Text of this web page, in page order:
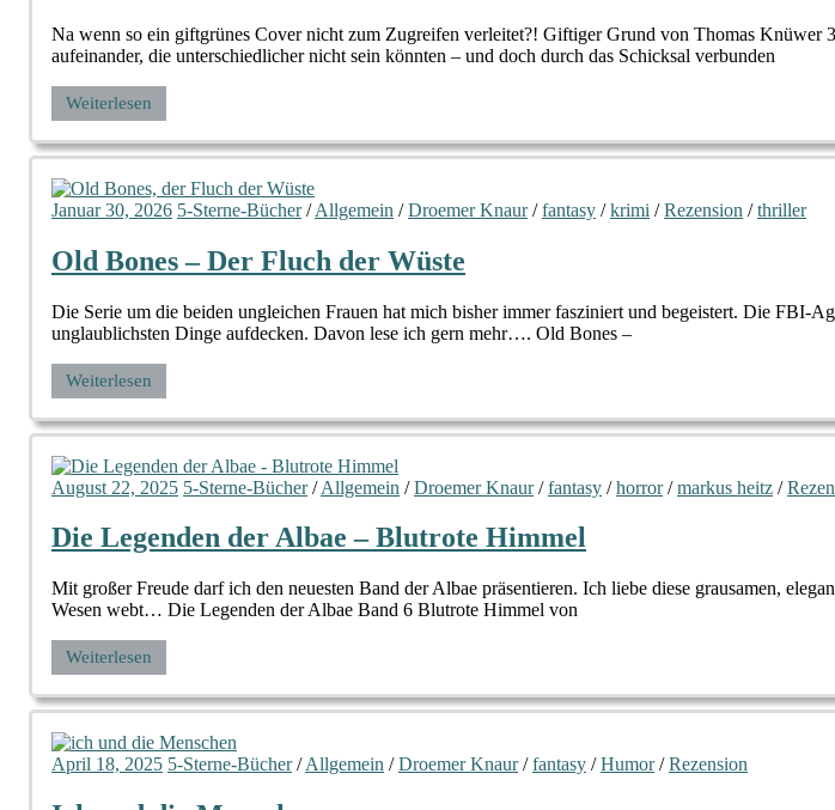
Na wenn so ein giftgrünes Cover nicht zum Zugreifen verleitet?! Giftiger Grund von Thomas Knüwer
aufeinander, die unterschiedlicher nicht sein könnten – und doch durch das Schicksal verbunden
Weiterlesen
Januar 30, 2026 5-Sterne-Bücher/Allgemein /Droemer Knaur/fantasy /krimi /Rezension /thriller
Old Bones – Der Fluch der Wüste
Die Serie um die beiden ungleichen Frauen hat mich bisher immer fasziniert und begeistert. Die
unglaublichsten Dinge aufdecken. Davon lese ich gern mehr…. Old Bones –
Weiterlesen
August 22, 2025 5-Sterne-Bücher/Allgemein /Droemer Knaur/fantasy /horror/markus heitz /
Die Legenden der Albae – Blutrote Himmel
Mit großer Freude darf ich den neuesten Band der Albae präsentieren. Ich liebe diese grausamen,
Wesen webt… Die Legenden der Albae Band 6 Blutrote Himmel von
Weiterlesen
April 18, 2025 5-Sterne-Bücher/Allgemein /Droemer Knaur/fantasy /Humor/Rezension